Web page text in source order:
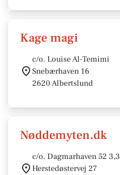
Kage magi
c/o. Louise Al-Temimi
Snebærhaven 16
2620 Albertslund
Nøddemyten.dk
c/o. Dagmarhaven 52 3,3
Herstedøstervej 27